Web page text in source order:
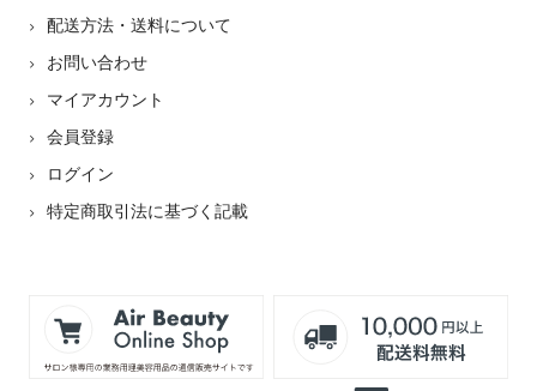
配送方法・送料について
お問い合わせ
マイアカウント
会員登録
ログイン
特定商取引法に基づく記載